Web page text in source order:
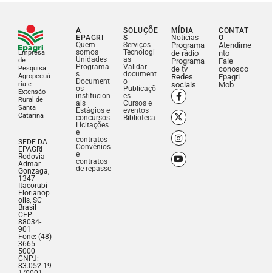
Empresa
de
Pesquisa
Agropecuá
ria e
Extensão
Rural de
Santa
Catarina
SEDE DA
EPAGRI
Rodovia
Admar
Gonzaga,
1347 –
Itacorubi
Florianop
olis, SC –
Brasil –
CEP
88034-
901
Fone: (48)
3665-
5000
CNPJ:
83.052.19
A
EPAGRI
Quem
somos
Unidades
Programa
s
Document
os
institucion
ais
Estágios e
concursos
Licitações
e
contratos
Convênios
e
contratos
de repasse
SOLUÇÕE
S
Serviços
Tecnologi
as
Validar
document
o
Publicaçõ
es
Cursos e
eventos
Biblioteca
MÍDIA
Noticias
Programa
de rádio
Programa
de tv
Redes
sociais
CONTAT
O
Atendime
nto
Fale
conosco
Epagri
Mob